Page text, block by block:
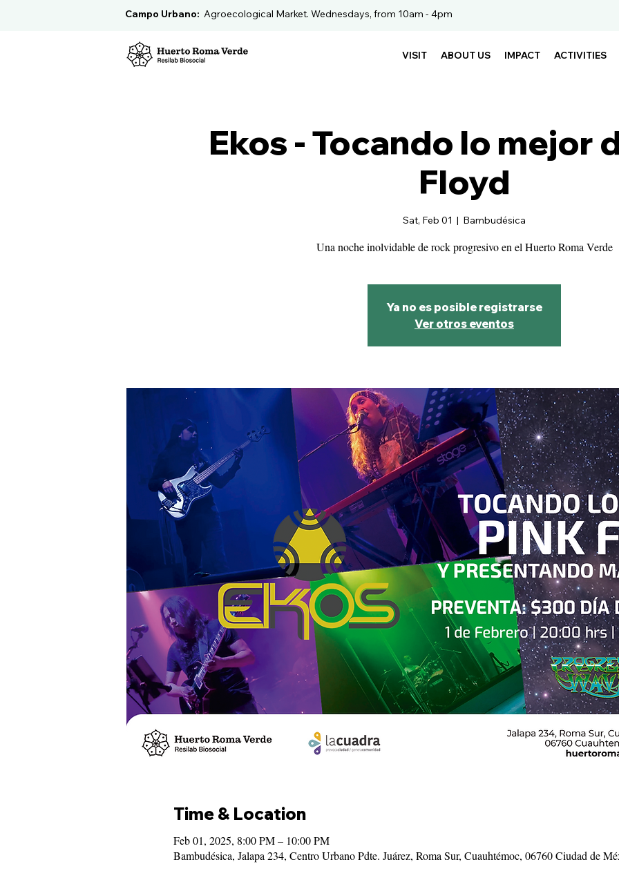
Campo Urbano: Agroecological Market. Wednesdays, from 10am - 4pm
VISIT ABOUT US IMPACT ACTIVITIES
Ekos - Tocando lo mejor
Floyd
Sat, Feb 01
  |
Bambudésica
Una noche inolvidable de rock progresivo en el Huerto Roma Verde
Ya no es posible registrarse
Ver otros eventos
Time & Location
Feb 01, 2025, 8:00 PM – 10:00 PM
Bambudésica, Jalapa 234, Centro Urbano Pdte. Juárez, Roma Sur, Cuauhtémoc, 06760 Ciudad de